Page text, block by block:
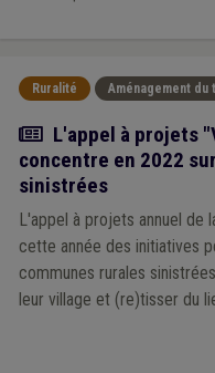
Ruralité Aménagement
Actualité
L'appel à projets
concentre en 2022
sinistrées
L'appel à projets annuel de
cette année des initiatives
communes rurales
leur village et (re)tisser du